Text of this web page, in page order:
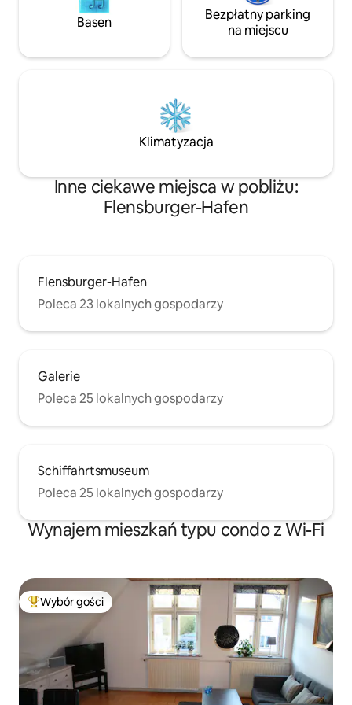
Basen
Bezpłatny parking
na miejscu
Klimatyzacja
Inne ciekawe miejsca w pobliżu:
Flensburger-Hafen
Flensburger-Hafen
Poleca 23 lokalnych gospodarzy
Galerie
Poleca 25 lokalnych gospodarzy
Schiffahrtsmuseum
Poleca 25 lokalnych gospodarzy
Wynajem mieszkań typu condo z Wi-Fi
Najpopularniejsze z kategorii Wybór gości
Wybór gości